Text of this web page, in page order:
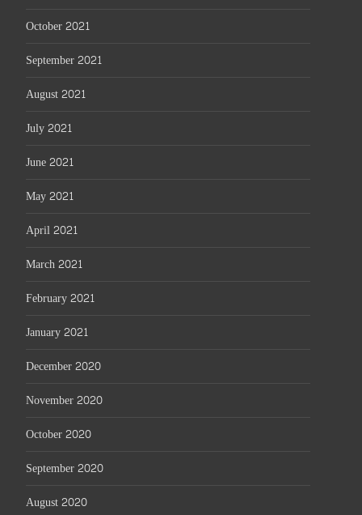
October 2021
September 2021
August 2021
July 2021
June 2021
May 2021
April 2021
March 2021
February 2021
January 2021
December 2020
November 2020
October 2020
September 2020
August 2020